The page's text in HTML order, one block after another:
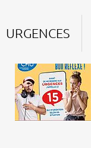
URGENCES